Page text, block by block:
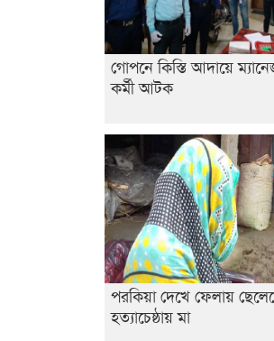
গোপনে কিস্তি আদায়ে
কর্মী আটক
পরকিয়া দেখে ফেলায়
হত্যাচেষ্ঠায় মা